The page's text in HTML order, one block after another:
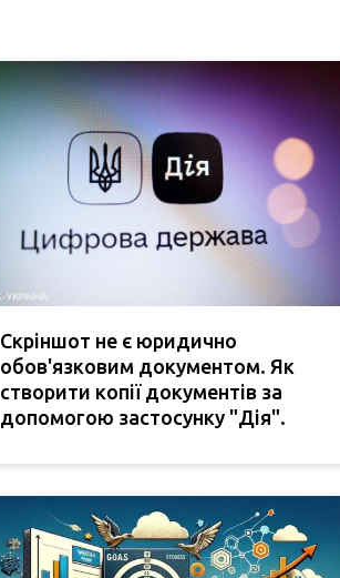
Скріншот не є юридично
обов'язковим документом. Як
створити копії документів за
допомогою застосунку "Дія".